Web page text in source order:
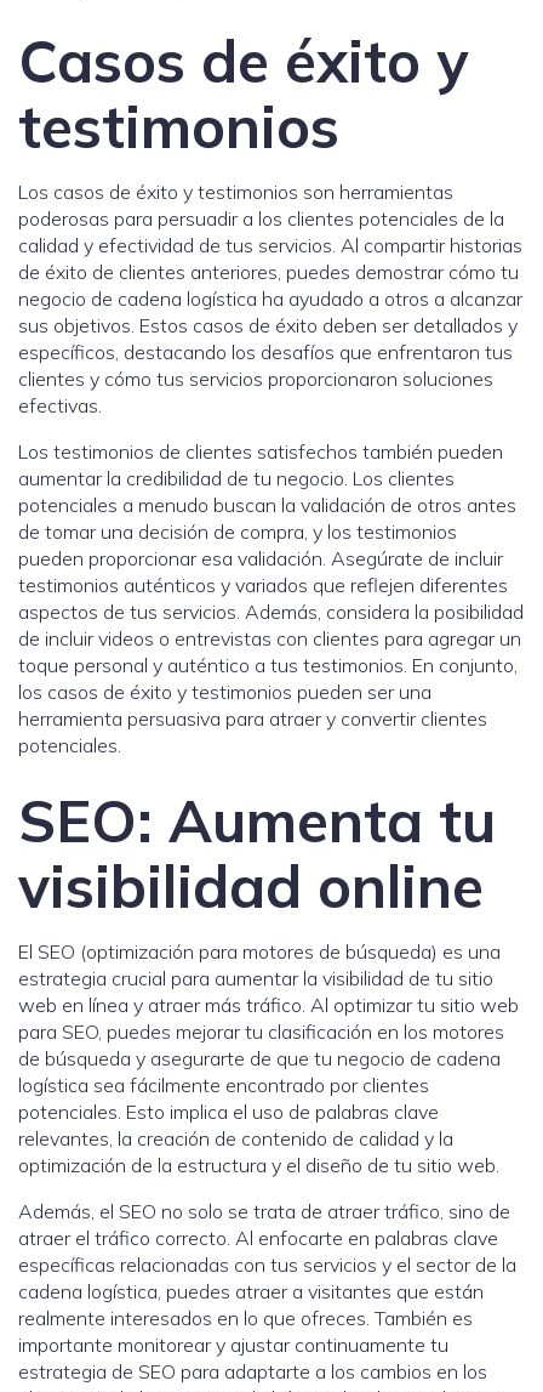
Casos de éxito y
testimonios
Los casos de éxito y testimonios son herramientas
poderosas para persuadir a los clientes potenciales de la
calidad y efectividad de tus servicios. Al compartir historias
de éxito de clientes anteriores, puedes demostrar cómo tu
negocio de cadena logística ha ayudado a otros a alcanzar
sus objetivos. Estos casos de éxito deben ser detallados y
específicos, destacando los desafíos que enfrentaron tus
clientes y cómo tus servicios proporcionaron soluciones
efectivas.
Los testimonios de clientes satisfechos también pueden
aumentar la credibilidad de tu negocio. Los clientes
potenciales a menudo buscan la validación de otros antes
de tomar una decisión de compra, y los testimonios
pueden proporcionar esa validación. Asegúrate de incluir
testimonios auténticos y variados que reflejen diferentes
aspectos de tus servicios. Además, considera la posibilidad
de incluir videos o entrevistas con clientes para agregar un
toque personal y auténtico a tus testimonios. En conjunto,
los casos de éxito y testimonios pueden ser una
herramienta persuasiva para atraer y convertir clientes
potenciales.
SEO: Aumenta tu
visibilidad online
El SEO (optimización para motores de búsqueda) es una
estrategia crucial para aumentar la visibilidad de tu sitio
web en línea y atraer más tráfico. Al optimizar tu sitio web
para SEO, puedes mejorar tu clasificación en los motores
de búsqueda y asegurarte de que tu negocio de cadena
logística sea fácilmente encontrado por clientes
potenciales. Esto implica el uso de palabras clave
relevantes, la creación de contenido de calidad y la
optimización de la estructura y el diseño de tu sitio web.
Además, el SEO no solo se trata de atraer tráfico, sino de
atraer el tráfico correcto. Al enfocarte en palabras clave
específicas relacionadas con tus servicios y el sector de la
cadena logística, puedes atraer a visitantes que están
realmente interesados en lo que ofreces. También es
importante monitorear y ajustar continuamente tu
estrategia de SEO para adaptarte a los cambios en los